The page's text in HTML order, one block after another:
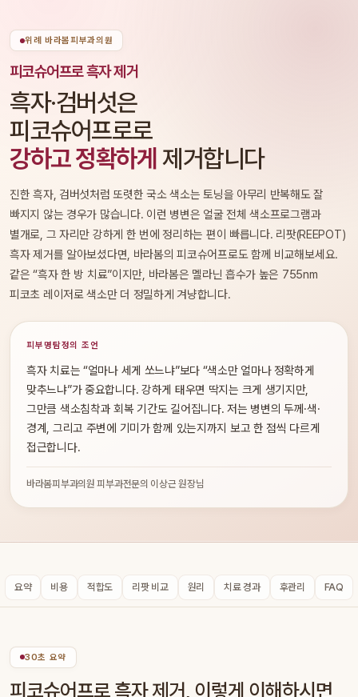
위례 바라봄피부과의원
피코슈어프로 흑자 제거
흑자·검버섯은
피코슈어프로로
강하고 정확하게 제거합니다
진한 흑자, 검버섯처럼 또렷한 국소 색소는 토닝을 아무리 반복해도 잘
빠지지 않는 경우가 많습니다. 이런 병변은 얼굴 전체 색소프로그램과
별개로, 그 자리만 강하게 한 번에 정리하는 편이 빠릅니다. 리팟(REEPOT)
흑자 제거를 알아보셨다면, 바라봄의 피코슈어프로도 함께 비교해보세요.
같은 “흑자 한 방 치료”이지만, 바라봄은 멜라닌 흡수가 높은 755nm
피코초 레이저로 색소만 더 정밀하게 겨냥합니다.
피부명탐정의 조언
흑자 치료는 “얼마나 세게 쏘느냐”보다 “색소만 얼마나 정확하게
맞추느냐”가 중요합니다. 강하게 태우면 딱지는 크게 생기지만,
그만큼 색소침착과 회복 기간도 길어집니다. 저는 병변의 두께·색·
경계, 그리고 주변에 기미가 함께 있는지까지 보고 한 점씩 다르게
접근합니다.
바라봄피부과의원 피부과전문의 이상근 원장님
요약 비용 적합도 리팟 비교 원리 치료 경과 후관리 FAQ
30초 요약
피코슈어프로 흑자 제거, 이렇게 이해하시면